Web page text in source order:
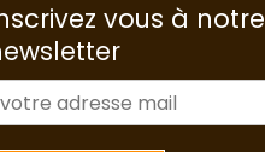
vous à notre